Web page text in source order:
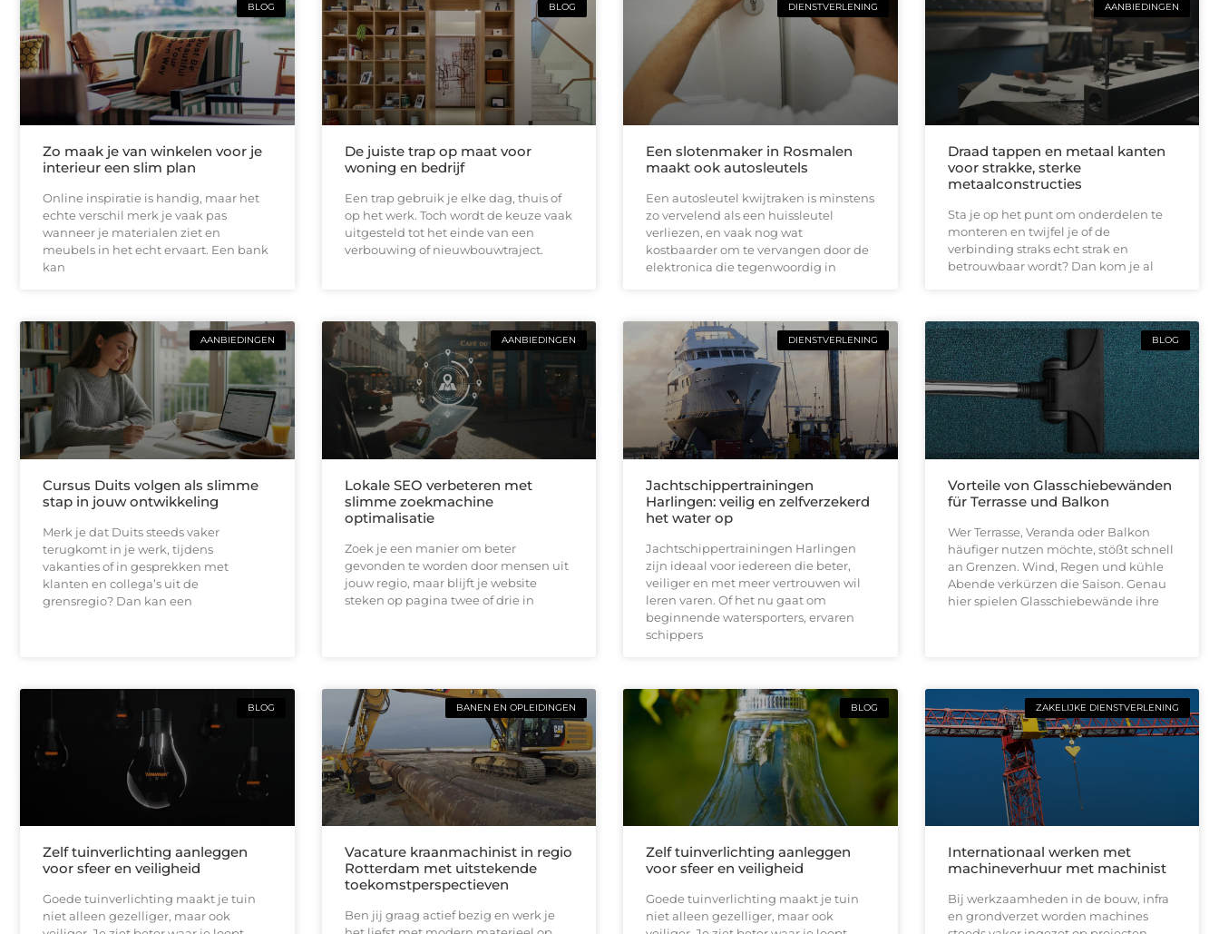
BLOG
Zo maak je van winkelen voor je
interieur een slim plan
Online inspiratie is handig, maar het
echte verschil merk je vaak pas
wanneer je materialen ziet en
meubels in het echt ervaart. Een bank
kan
BLOG
De juiste trap op maat voor
woning en bedrijf
Een trap gebruik je elke dag, thuis of
op het werk. Toch wordt de keuze vaak
uitgesteld tot het einde van een
verbouwing of nieuwbouwtraject.
DIENSTVERLENING
Een slotenmaker in Rosmalen
maakt ook autosleutels
Een autosleutel kwijtraken is minstens
zo vervelend als een huissleutel
verliezen, en vaak nog wat
kostbaarder om te vervangen door de
elektronica die tegenwoordig in
AANBIEDINGEN
Draad tappen en metaal kanten
voor strakke, sterke
metaalconstructies
Sta je op het punt om onderdelen te
monteren en twijfel je of de
verbinding straks echt strak en
betrouwbaar wordt? Dan kom je al
AANBIEDINGEN
Cursus Duits volgen als slimme
stap in jouw ontwikkeling
Merk je dat Duits steeds vaker
terugkomt in je werk, tijdens
vakanties of in gesprekken met
klanten en collega’s uit de
grensregio? Dan kan een
AANBIEDINGEN
Lokale SEO verbeteren met
slimme zoekmachine
optimalisatie
Zoek je een manier om beter
gevonden te worden door mensen uit
jouw regio, maar blijft je website
steken op pagina twee of drie in
DIENSTVERLENING
Jachtschippertrainingen
Harlingen: veilig en zelfverzekerd
het water op
Jachtschippertrainingen Harlingen
zijn ideaal voor iedereen die beter,
veiliger en met meer vertrouwen wil
leren varen. Of het nu gaat om
beginnende watersporters, ervaren
schippers
BLOG
Vorteile von Glasschiebewänden
für Terrasse und Balkon
Wer Terrasse, Veranda oder Balkon
häufiger nutzen möchte, stößt schnell
an Grenzen. Wind, Regen und kühle
Abende verkürzen die Saison. Genau
hier spielen Glasschiebewände ihre
BLOG
Zelf tuinverlichting aanleggen
voor sfeer en veiligheid
Goede tuinverlichting maakt je tuin
niet alleen gezelliger, maar ook
BANEN EN OPLEIDINGEN
Vacature kraanmachinist in regio
Rotterdam met uitstekende
toekomstperspectieven
Ben jij graag actief bezig en werk je
BLOG
Zelf tuinverlichting aanleggen
voor sfeer en veiligheid
Goede tuinverlichting maakt je tuin
niet alleen gezelliger, maar ook
ZAKELIJKE DIENSTVERLENING
Internationaal werken met
machineverhuur met machinist
Bij werkzaamheden in de bouw, infra
en grondverzet worden machines